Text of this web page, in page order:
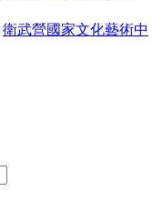
衛武營國家文化藝術中